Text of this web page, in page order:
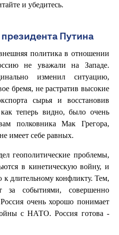
и убедитесь.
Путина
политика в отношении
не уважали на Западе.
изменил ситуацию,
бремя, не растратив высокие
сырья и восстановив
теперь видно, было очень
полковника Мак Грегора,
имеет себе равных.
геополитические проблемы,
в кинетическую войну, и
длительному конфликту. Тем,
за событиями, совершенно
очень хорошо понимает
с НАТО. Россия готова -